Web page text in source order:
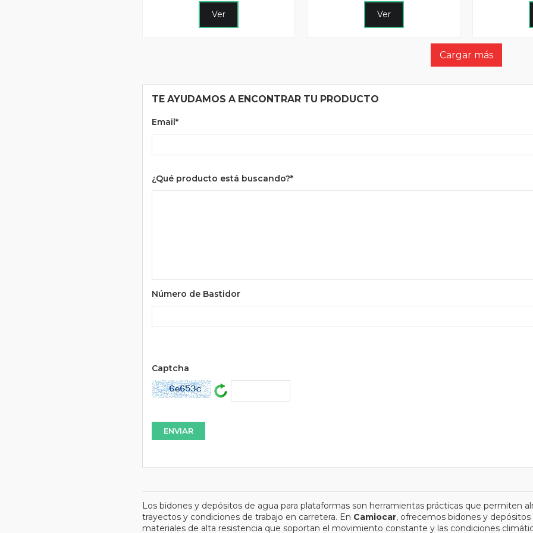
Ver Ver
Cargar más
TE AYUDAMOS A ENCONTRAR TU PRODUCTO
Email*
¿Qué producto está buscando?*
Número de Bastidor
Captcha
Los bidones y depósitos de agua para plataformas son herramientas prácticas que permiten
trayectos y condiciones de trabajo en carretera. En Camiocar, ofrecemos bidones y
materiales de alta resistencia que soportan el movimiento constante y las condiciones